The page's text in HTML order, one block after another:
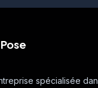
spécialisée